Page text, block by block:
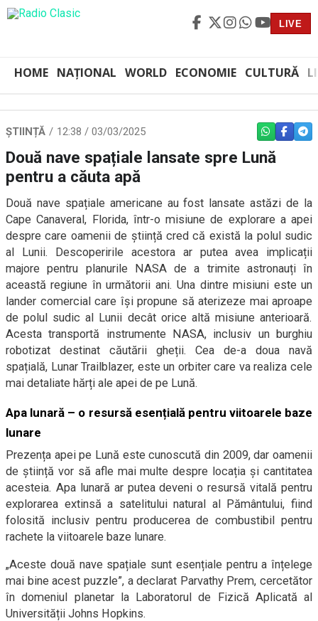
LIVE
HOME NAȚIONAL WORLD ECONOMIE CULTURĂ
ȘTIINȚĂ 12:38 / 03/03/2025 WHATSAPP
Două nave spațiale lansate spre Lună
pentru a căuta apă
Două nave spațiale americane au fost lansate astăzi de la
Cape Canaveral, Florida, într-o misiune de explorare a apei
despre care oamenii de știință cred că există la polul sudic
al Lunii. Descoperirile acestora ar putea avea implicații
majore pentru planurile NASA de a trimite astronauți în
această regiune în următorii ani. Una dintre misiuni este un
lander comercial care își propune să aterizeze mai aproape
de polul sudic al Lunii decât orice altă misiune anterioară.
Acesta transportă instrumente NASA, inclusiv un burghiu
robotizat destinat căutării gheții. Cea de-a doua navă
spațială, Lunar Trailblazer, este un orbiter care va realiza cele
mai detaliate hărți ale apei de pe Lună.
Apa lunară – o resursă esențială pentru viitoarele baze
lunare
Prezența apei pe Lună este cunoscută din 2009, dar oamenii
de știință vor să afle mai multe despre locația și cantitatea
acesteia. Apa lunară ar putea deveni o resursă vitală pentru
explorarea extinsă a satelitului natural al Pământului, fiind
folosită inclusiv pentru producerea de combustibil pentru
rachete la viitoarele baze lunare.
„Aceste două nave spațiale sunt esențiale pentru a înțelege
mai bine acest puzzle”, a declarat Parvathy Prem, cercetător
în domeniul planetar la Laboratorul de Fizică Aplicată al
Universității Johns Hopkins.